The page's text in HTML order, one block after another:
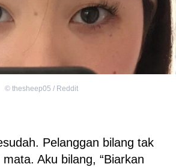
© thesheep05 / Reddit
Pelanggan bilang tak
Aku bilang, “Biarkan